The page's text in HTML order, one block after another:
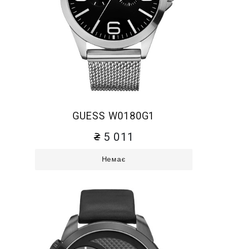
GUESS W0180G1
5 011
Немає